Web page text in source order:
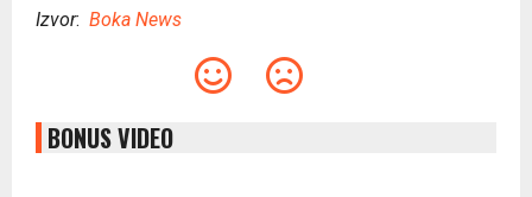
Izvor: Boka News
BONUS VIDEO